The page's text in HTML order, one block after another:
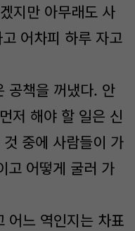
지만 아무래도 사
어차피 하루 자고
공책을 꺼냈다. 안
저 해야 할 일은 신
중에 사람들이 가
고 어떻게 굴러 가
어느 역인지는 차표